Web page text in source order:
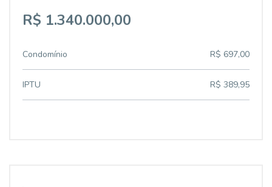
R$ 1.340.000,00
Condomínio R$ 697,00
IPTU R$ 389,95